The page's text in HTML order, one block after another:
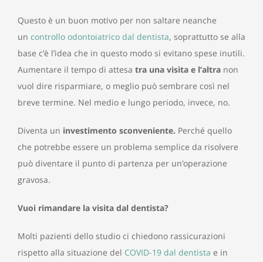
Questo è un buon motivo per non saltare neanche
un controllo odontoiatrico dal dentista, soprattutto se alla
base c’è l’idea che in questo modo si evitano spese inutili.
Aumentare il tempo di attesa tra una visita e l’altra non
vuol dire risparmiare, o meglio può sembrare così nel
breve termine. Nel medio e lungo periodo, invece, no.
Diventa un investimento sconveniente. Perché quello
che potrebbe essere un problema semplice da risolvere
può diventare il punto di partenza per un’operazione
gravosa.
Vuoi rimandare la visita dal dentista?
Molti pazienti dello studio ci chiedono rassicurazioni
rispetto alla situazione del COVID-19 dal dentista e in